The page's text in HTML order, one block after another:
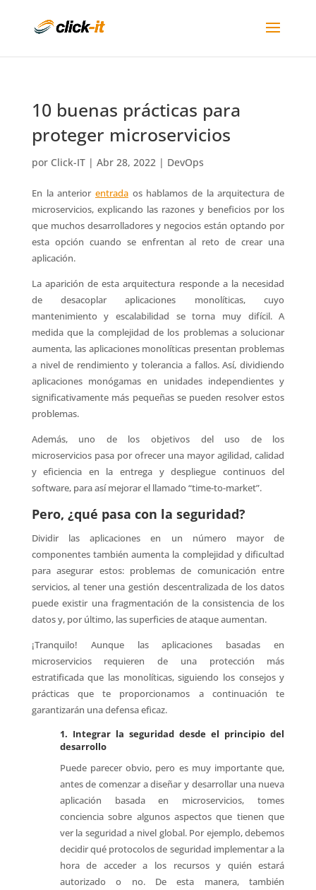
10 buenas prácticas para
proteger microservicios
por Click-IT| Abr 28, 2022| DevOps
En la anterior entradaos hablamos de la arquitectura de
microservicios, explicando las razones y beneficios por los
que muchos desarrolladores y negocios están optando por
esta opción cuando se enfrentan al reto de crear una
aplicación.
La aparición de esta arquitectura responde a la necesidad
de desacoplar aplicaciones monolíticas, cuyo
mantenimiento y escalabilidad se torna muy difícil. A
medida que la complejidad de los problemas a solucionar
aumenta, las aplicaciones monolíticas presentan problemas
a nivel de rendimiento y tolerancia a fallos. Así, dividiendo
aplicaciones monógamas en unidades independientes y
significativamente más pequeñas se pueden resolver estos
problemas.
Además, uno de los objetivos del uso de los
microservicios pasa por ofrecer una mayor agilidad, calidad
y eficiencia en la entrega y despliegue continuos del
software, para así mejorar el llamado “time-to-market”.
Pero, ¿qué pasa con la seguridad?
Dividir las aplicaciones en un número mayor de
componentes también aumenta la complejidad y dificultad
para asegurar estos: problemas de comunicación entre
servicios, al tener una gestión descentralizada de los datos
puede existir una fragmentación de la consistencia de los
datos y, por último, las superficies de ataque aumentan.
¡Tranquilo! Aunque las aplicaciones basadas en
microservicios requieren de una protección más
estratificada que las monolíticas, siguiendo los consejos y
prácticas que te proporcionamos a continuación te
garantizarán una defensa eficaz.
1. Integrar la seguridad desde el principio del
desarrollo
Puede parecer obvio, pero es muy importante que,
antes de comenzar a diseñar y desarrollar una nueva
aplicación basada en microservicios, tomes
conciencia sobre algunos aspectos que tienen que
ver la seguridad a nivel global. Por ejemplo, debemos
decidir qué protocolos de seguridad implementar a la
hora de acceder a los recursos y quién estará
autorizado o no. De esta manera, también